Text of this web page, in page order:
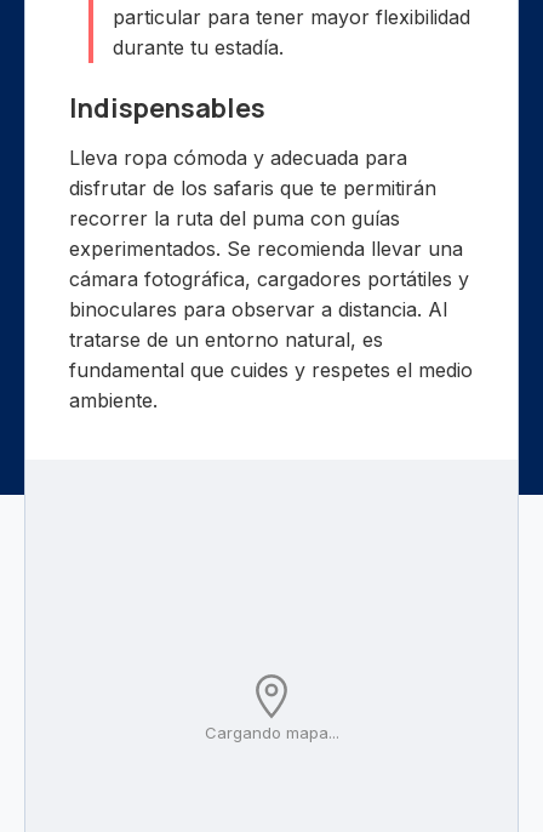
Cargando mapa...
particular para tener mayor flexibilidad
durante tu estadía.
Indispensables
Lleva ropa cómoda y adecuada para
disfrutar de los safaris que te permitirán
recorrer la ruta del puma con guías
experimentados. Se recomienda llevar una
cámara fotográfica, cargadores portátiles y
binoculares para observar a distancia. Al
tratarse de un entorno natural, es
fundamental que cuides y respetes el medio
ambiente.